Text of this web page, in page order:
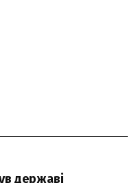
державі